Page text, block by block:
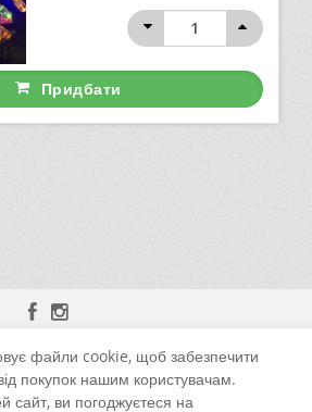
Придбати
13-Б
файли cookie, щоб забезпечити
покупок нашим користувачам.
сайт, ви погоджуєтеся на